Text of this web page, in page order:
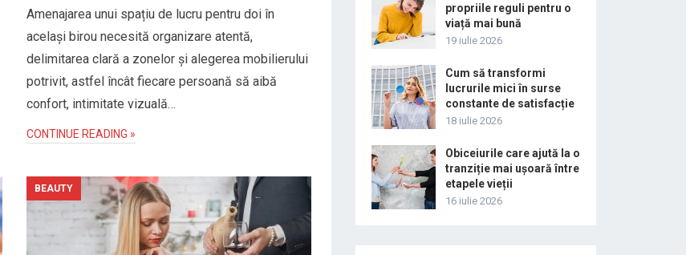
Amenajarea unui spațiu de lucru pentru doi în
același birou necesită organizare atentă,
delimitarea clară a zonelor și alegerea mobilierului
potrivit, astfel încât fiecare persoană să aibă
confort, intimitate vizuală…
CONTINUE READING »
BEAUTY
propriile reguli pentru o
viață mai bună
19 iulie 2026
Cum să transformi
lucrurile mici în surse
constante de satisfacție
18 iulie 2026
Obiceiurile care ajută la o
tranziție mai ușoară între
etapele vieții
16 iulie 2026